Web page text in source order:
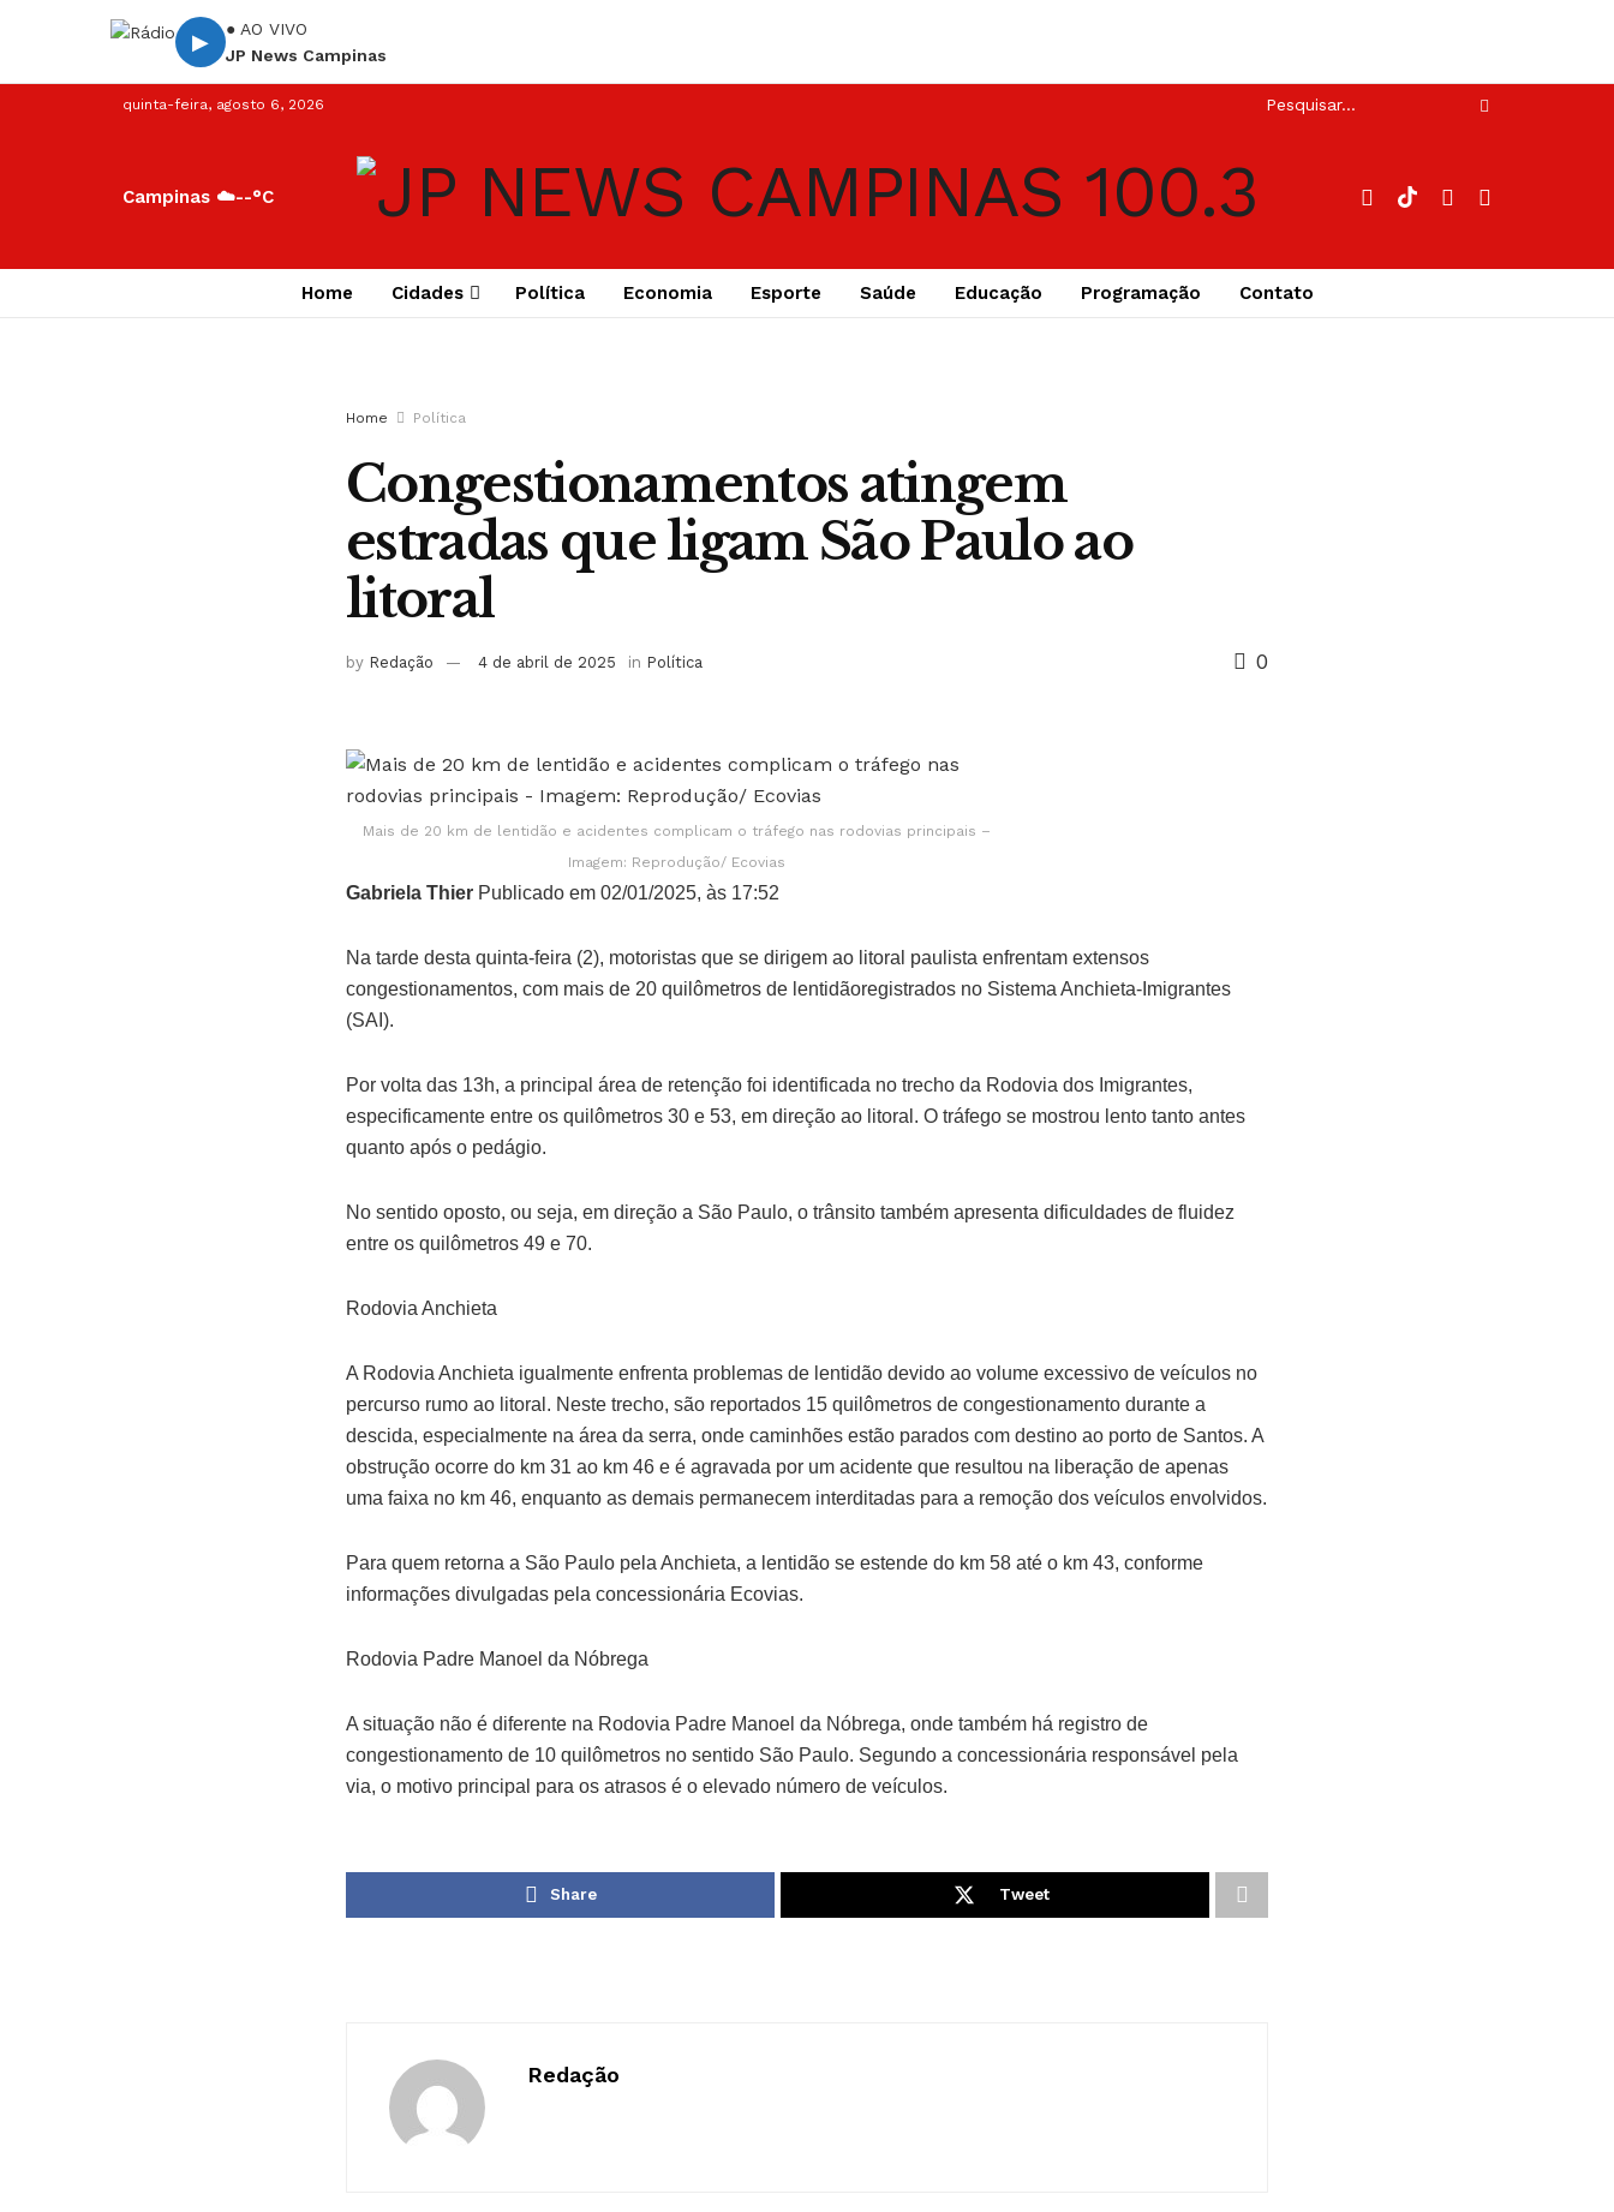
▶
● AO VIVO
JP News Campinas
quinta-feira, agosto 6, 2026
Campinas ☁️--°C
Home Cidades Política Economia Esporte Saúde Educação Programação Contato
Home Política
Congestionamentos atingem
estradas que ligam São Paulo ao
litoral
by Redação 4 de abril de 2025 in Política 0
Mais de 20 km de lentidão e acidentes complicam o tráfego nas rodovias principais –
Imagem: Reprodução/ Ecovias
Gabriela Thier Publicado em 02/01/2025, às 17:52
Na tarde desta quinta-feira (2), motoristas que se dirigem ao litoral paulista enfrentam extensos
congestionamentos, com mais de 20 quilômetros de lentidãoregistrados no Sistema Anchieta-Imigrantes
(SAI).
Por volta das 13h, a principal área de retenção foi identificada no trecho da Rodovia dos Imigrantes,
especificamente entre os quilômetros 30 e 53, em direção ao litoral. O tráfego se mostrou lento tanto antes
quanto após o pedágio.
No sentido oposto, ou seja, em direção a São Paulo, o trânsito também apresenta dificuldades de fluidez
entre os quilômetros 49 e 70.
Rodovia Anchieta
A Rodovia Anchieta igualmente enfrenta problemas de lentidão devido ao volume excessivo de veículos no
percurso rumo ao litoral. Neste trecho, são reportados 15 quilômetros de congestionamento durante a
descida, especialmente na área da serra, onde caminhões estão parados com destino ao porto de Santos. A
obstrução ocorre do km 31 ao km 46 e é agravada por um acidente que resultou na liberação de apenas
uma faixa no km 46, enquanto as demais permanecem interditadas para a remoção dos veículos envolvidos.
Para quem retorna a São Paulo pela Anchieta, a lentidão se estende do km 58 até o km 43, conforme
informações divulgadas pela concessionária Ecovias.
Rodovia Padre Manoel da Nóbrega
A situação não é diferente na Rodovia Padre Manoel da Nóbrega, onde também há registro de
congestionamento de 10 quilômetros no sentido São Paulo. Segundo a concessionária responsável pela
via, o motivo principal para os atrasos é o elevado número de veículos.
Share Tweet
Redação